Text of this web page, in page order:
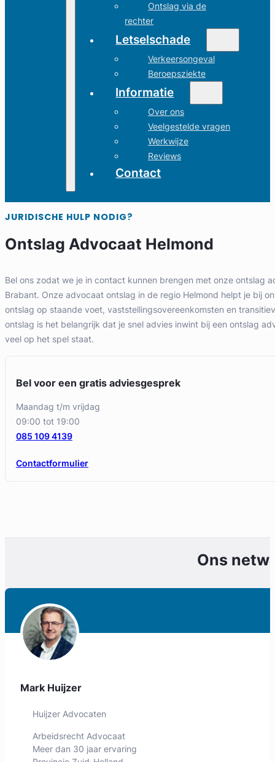
Ontslag via de
rechter
Letselschade
Verkeersongeval
Beroepsziekte
Informatie
Over ons
Veelgestelde vragen
Werkwijze
Reviews
Contact
JURIDISCHE HULP NODIG?
Ontslag Advocaat Helmond
Bel ons zodat we je in contact kunnen brengen met onze ontslag
Brabant. Onze advocaat ontslag in de regio Helmond helpt je bij
ontslag op staande voet, vaststellingsovereenkomsten en
ontslag is het belangrijk dat je snel advies inwint bij een ontslag
veel op het spel staat.
Bel voor een gratis adviesgesprek
maandag t/m vrijdag
09:00 tot 19:00
Contactformulier
085 109 4139
Ons